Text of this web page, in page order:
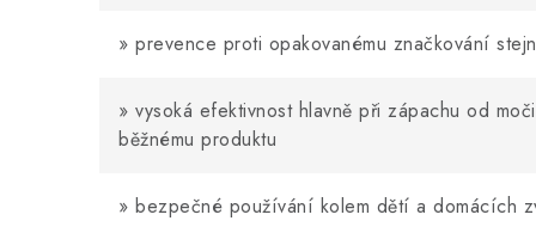
» prevence proti opakovanému značkování
» vysoká efektivnost hlavně při zápachu od
běžnému produktu
» bezpečné používání kolem dětí a domácích